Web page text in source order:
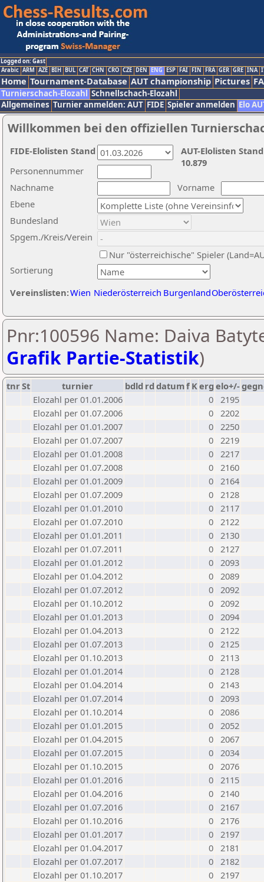
Logged on: Gast
Arabic ARM AZE BIH BUL CAT CHN CRO CZE DEN ENG ESP FAI FIN FRA GER GRE INA
Home Tournament-Database AUT championship Pictures
Turnierschach-Elozahl Schnellschach-Elozahl
Allgemeines Turnier anmelden: AUT FIDE Spieler anmelden Elo
Willkommen bei den offiziellen
Nachname
Vorname
Ebene
Sortierung
Personennummer
Bundesland
Spgem./Kreis/Verein
Nur "österreichische" Spieler
Vereinslisten:Wien Niederösterreich Burgenland
AUT-Elolisten
10.879
FIDE-Elolisten Stand
Pnr:100596 Name: Daiva
Grafik Partie-Statistik)
tnrSt turnier bdld rd datumf Kerg elo+/-
Elozahl per 01.01.2006
0 2195
Elozahl per 01.07.2006
0 2202
Elozahl per 01.01.2007
0 2250
Elozahl per 01.07.2007
0 2219
Elozahl per 01.01.2008
0 2217
Elozahl per 01.07.2008
0 2160
Elozahl per 01.01.2009
0 2164
Elozahl per 01.07.2009
0 2128
Elozahl per 01.01.2010
0 2117
Elozahl per 01.07.2010
0 2122
Elozahl per 01.01.2011
0 2130
Elozahl per 01.07.2011
0 2127
Elozahl per 01.01.2012
0 2093
Elozahl per 01.04.2012
0 2089
Elozahl per 01.07.2012
0 2092
Elozahl per 01.10.2012
0 2092
Elozahl per 01.01.2013
0 2094
Elozahl per 01.04.2013
0 2122
Elozahl per 01.07.2013
0 2125
Elozahl per 01.10.2013
0 2113
Elozahl per 01.01.2014
0 2128
Elozahl per 01.04.2014
0 2143
Elozahl per 01.07.2014
0 2093
Elozahl per 01.10.2014
0 2086
Elozahl per 01.01.2015
0 2052
Elozahl per 01.04.2015
0 2067
Elozahl per 01.07.2015
0 2034
Elozahl per 01.10.2015
0 2076
Elozahl per 01.01.2016
0 2115
Elozahl per 01.04.2016
0 2140
Elozahl per 01.07.2016
0 2167
Elozahl per 01.10.2016
0 2176
Elozahl per 01.01.2017
0 2197
Elozahl per 01.04.2017
0 2181
Elozahl per 01.07.2017
0 2182
Elozahl per 01.10.2017
0 2197